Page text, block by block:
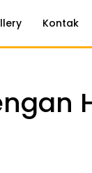
Kontak